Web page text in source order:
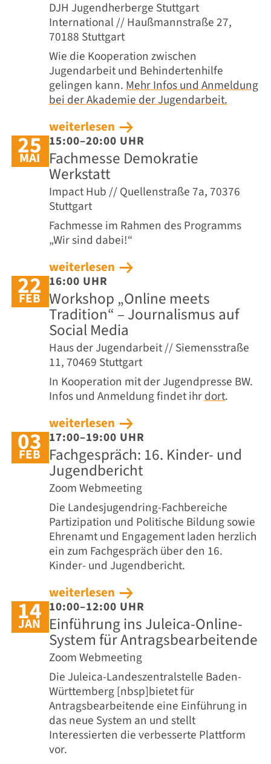
DJH Jugendherberge Stuttgart
International // Haußmannstraße 27,
70188 Stuttgart
Wie die Kooperation zwischen
Jugendarbeit und Behindertenhilfe
gelingen kann.Mehr Infos und Anmeldung
bei der Akademie der Jugendarbeit.
weiterlesen
25
MAI
15:00–20:00 UHR
Fachmesse Demokratie
Werkstatt
Impact Hub // Quellenstraße 7a, 70376
Stuttgart
Fachmesse im Rahmen des Programms
„Wir sind dabei!“
weiterlesen
22
FEB
16:00 UHR
Workshop „Online meets
Tradition“ – Journalismus auf
Social Media
Haus der Jugendarbeit // Siemensstraße
11, 70469 Stuttgart
In Kooperation mit der Jugendpresse BW.
Infos und Anmeldung findet ihrdort.
weiterlesen
03
FEB
17:00–19:00 UHR
Fachgespräch: 16. Kinder- und
Jugendbericht
Zoom Webmeeting
Die Landesjugendring-Fachbereiche
Partizipation und Politische Bildung sowie
Ehrenamt und Engagement laden herzlich
ein zum Fachgespräch über den 16.
Kinder- und Jugendbericht.
weiterlesen
14
JAN
10:00–12:00 UHR
Einführung ins Juleica-Online-
System für Antragsbearbeitende
Zoom Webmeeting
Die Juleica-Landeszentralstelle Baden-
Württemberg [nbsp]bietet für
Antragsbearbeitende eine Einführung in
das neue System an und stellt
Interessierten die verbesserte Plattform
vor.